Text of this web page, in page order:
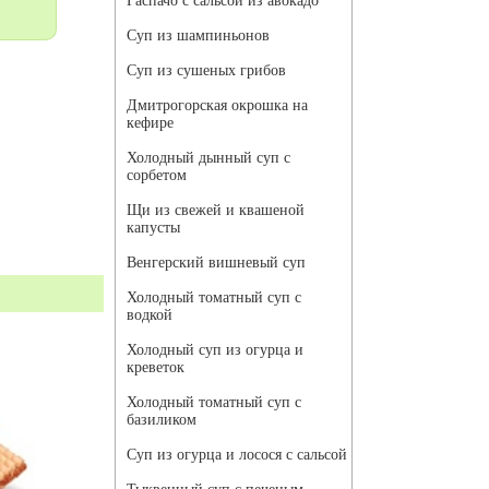
Суп из шампиньонов
Суп из сушеных грибов
Дмитрогорская окрошка на
кефире
Холодный дынный суп с
сорбетом
Щи из свежей и квашеной
капусты
Венгерский вишневый суп
Холодный томатный суп с
водкой
Холодный суп из огурца и
креветок
Холодный томатный суп с
базиликом
Суп из огурца и лосося с сальсой